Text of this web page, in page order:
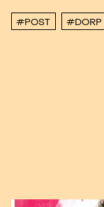
#POST #DORP